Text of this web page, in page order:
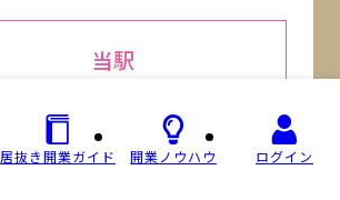
当駅
桜木町
居抜き開業ガイド 開業ノウハウ ログイン